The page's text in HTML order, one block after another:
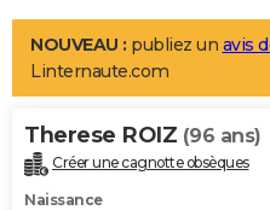
LIFESTYLE
Art de vivre
Bien-être
Loisirs
Mode
Modes de vie
Alimentation
Guide de la santé
Maladies
Médicaments
Sommeil
VOYAGE
Destinations
City break
Voyage nature
Voyage de noces
Forum
Climat
+PHOTO
NOUVEAU : publiez un avis
Linternaute.com
Therese ROIZ (96 ans)
Créer une cagnotte obsèques
Naissance